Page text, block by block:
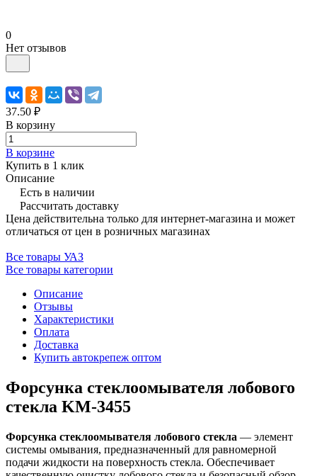
0
Нет отзывов
37.50 ₽
В корзину
В корзине
Купить в 1 клик
Описание
Есть в наличии
Рассчитать доставку
Цена действительна только для интернет-магазина и может
отличаться от цен в розничных магазинах
Все товары УАЗ
Все товары категории
Описание
Отзывы
Характеристики
Оплата
Доставка
Купить автокрепеж оптом
Форсунка стеклоомывателя лобового
стекла KM-3455
Форсунка стеклоомывателя лобового стекла — элемент
системы омывания, предназначенный для равномерной
подачи жидкости на поверхность стекла. Обеспечивает